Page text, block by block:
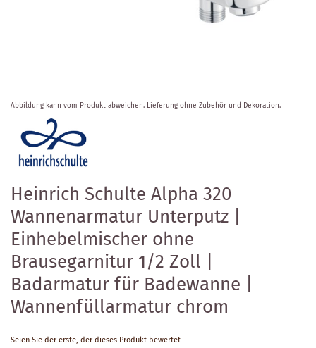
Heinrich Schulte Alpha 320
Wannenarmatur Unterputz |
Einhebelmischer ohne
Brausegarnitur 1/2 Zoll |
Badarmatur für Badewanne |
Wannenfüllarmatur chrom
Seien Sie der erste, der dieses Produkt bewertet
Zum
Anfang
der
Bildergalerie
springen
Abbildung kann vom Produkt abweichen. Lieferung ohne Zubehör und Dekoration.